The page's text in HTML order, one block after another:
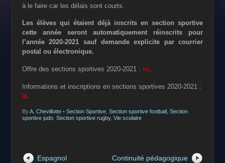
à le faire car les délais sont courts.
Les élèves qui étaient déjà inscrits en section sportive
cette année seront automatiquement réinscrits pour
l’année 2020-2021 sauf demande explicite par courrier
postal ou électronique.
Offre des sections sportives 2020-2021 : ici.
Informations et inscriptions en sections sportives 2020-2021 :
là.
ByA. Chevillotte• Section Sportive, Section sportive football, Section
sportive judo, Section sportive rugby, Vie scolaire
Espagnol Continuité pédagogique